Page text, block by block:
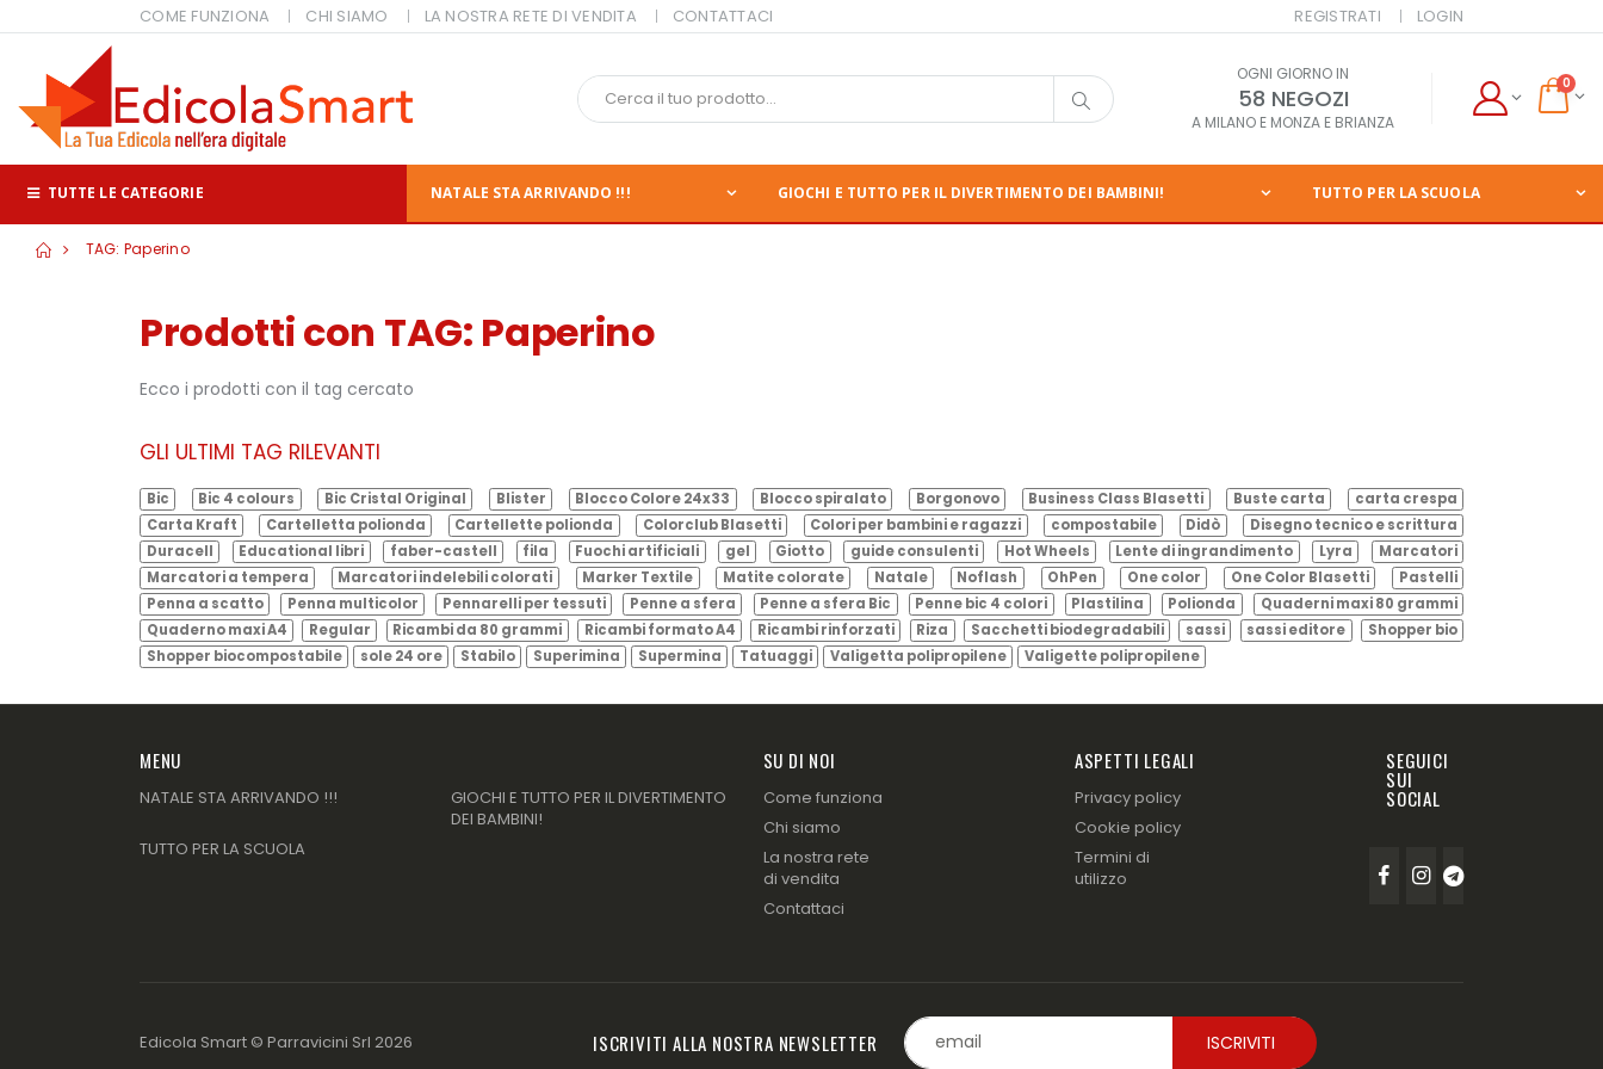
COME FUNZIONA CHI SIAMO LA NOSTRA RETE DI VENDITA CONTATTACI REGISTRATI LOGIN
OGNI GIORNO IN
58 NEGOZI
A MILANO E MONZA E BRIANZA
0
TUTTE LE CATEGORIE NATALE STA ARRIVANDO !!! GIOCHI E TUTTO PER IL DIVERTIMENTO DEI BAMBINI! TUTTO PER LA SCUOLA
TAG: Paperino
Prodotti con TAG: Paperino
Ecco i prodotti con il tag cercato
GLI ULTIMI TAG RILEVANTI
Bic Bic 4 colours Bic Cristal Original Blister Blocco Colore 24x33 Blocco spiralato Borgonovo Business Class Blasetti Buste carta
carta crespa
Carta Kraft
Cartelletta polionda Cartellette polionda Colorclub Blasetti Colori per bambini e ragazzi compostabile Didò
Disegno tecnico e scrittura
Duracell
Educational libri faber-castell fila Fuochi artificiali gel Giotto guide consulenti Hot Wheels Lente di ingrandimento Lyra
Marcatori
Marcatori a tempera
Marcatori indelebili colorati Marker Textile Matite colorate Natale Noflash OhPen One color One Color Blasetti
Pastelli
Penna a scatto
Penna multicolor Pennarelli per tessuti Penne a sfera Penne a sfera Bic Penne bic 4 colori Plastilina Polionda
Quaderni maxi 80 grammi
Quaderno maxi A4
Regular Ricambi da 80 grammi Ricambi formato A4 Ricambi rinforzati Riza Sacchetti biodegradabili sassi sassi editore
Shopper bio
Shopper biocompostabile
sole 24 ore Stabilo Superimina Supermina Tatuaggi Valigetta polipropilene Valigette polipropilene
MENU
NATALE STA ARRIVANDO !!!
GIOCHI E TUTTO PER IL DIVERTIMENTO
DEI BAMBINI!
TUTTO PER LA SCUOLA
SU DI NOI
Come funziona
Chi siamo
La nostra rete
di vendita
Contattaci
ASPETTI LEGALI
Privacy policy
Cookie policy
Termini di
utilizzo
SEGUICI
SUI
SOCIAL
Edicola Smart © Parravicini Srl 2026 ISCRIVITI ALLA NOSTRA NEWSLETTER